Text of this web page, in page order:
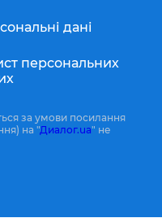
дані
персональних
за умови посилання
на "Диалог.ua" не